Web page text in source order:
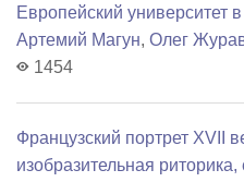
Европейский университет
Артемий Магун, Олег
1454
Французский портрет XVII
изобразительная риторика,